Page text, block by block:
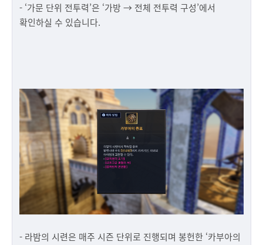
- ‘가문 단위 전투력’은 ‘가방 → 전체 전투력 구성’에서
확인하실 수 있습니다.
- 라밤의 시련은 매주 시즌 단위로 진행되며 봉헌한 ‘카부아의